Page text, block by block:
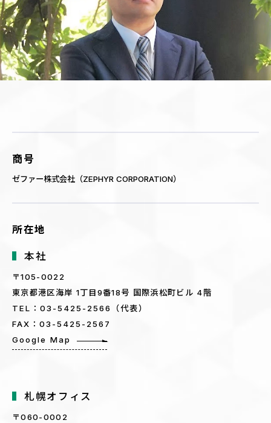
商号
ゼファー株式会社（ZEPHYR CORPORATION）
所在地
本社
〒105-0022
東京都港区海岸 1丁目9番18号 国際浜松町ビル 4階
TEL：03-5425-2566（代表）
FAX：03-5425-2567
Google Map
札幌オフィス
〒060-0002